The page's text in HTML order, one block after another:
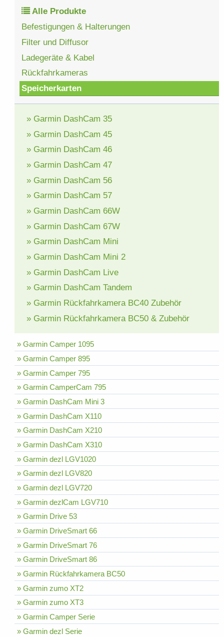
Alle Produkte
Befestigungen & Halterungen
Filter und Diffusor
Ladegeräte & Kabel
Rückfahrkameras
Speicherkarten
» Garmin DashCam 35
» Garmin DashCam 45
» Garmin DashCam 46
» Garmin DashCam 47
» Garmin DashCam 56
» Garmin DashCam 57
» Garmin DashCam 66W
» Garmin DashCam 67W
» Garmin DashCam Mini
» Garmin DashCam Mini 2
» Garmin DashCam Live
» Garmin DashCam Tandem
» Garmin Rückfahrkamera BC40 Zubehör
» Garmin Rückfahrkamera BC50 & Zubehör
» Garmin Camper 1095
» Garmin Camper 895
» Garmin Camper 795
» Garmin CamperCam 795
» Garmin DashCam Mini 3
» Garmin DashCam X110
» Garmin DashCam X210
» Garmin DashCam X310
» Garmin dezl LGV1020
» Garmin dezl LGV820
» Garmin dezl LGV720
» Garmin dezlCam LGV710
» Garmin Drive 53
» Garmin DriveSmart 66
» Garmin DriveSmart 76
» Garmin DriveSmart 86
» Garmin Rückfahrkamera BC50
» Garmin zumo XT2
» Garmin zumo XT3
» Garmin Camper Serie
» Garmin dezl Serie